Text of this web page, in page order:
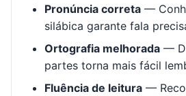
Pronúncia correta —
silábica garante fala
Ortografia melhorada —
partes torna mais fácil
Fluência de leitura —